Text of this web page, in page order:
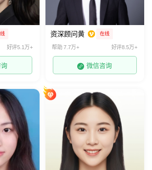
好评5.1万+
资深顾问黄 在线
帮助 7.7万+ 好评8.5万+
微信咨询